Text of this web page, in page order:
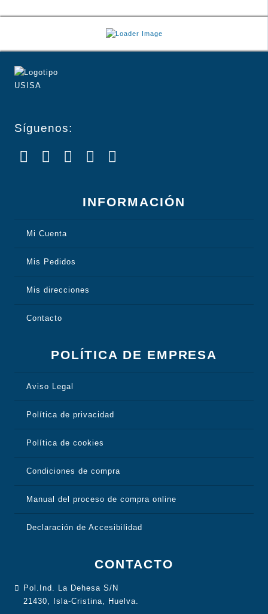
Síguenos:
INFORMACIÓN
Mi Cuenta
Mis Pedidos
Mis direcciones
Contacto
POLÍTICA DE EMPRESA
Aviso Legal
Política de privacidad
Política de cookies
Condiciones de compra
Manual del proceso de compra online
Declaración de Accesibilidad
CONTACTO
Pol.Ind. La Dehesa S/N
21430, Isla-Cristina, Huelva.